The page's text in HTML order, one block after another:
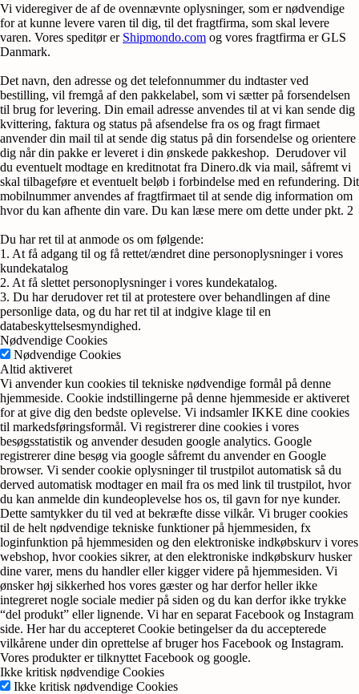
Vi videregiver de af de ovennævnte oplysninger, som er nødvendige
for at kunne levere varen til dig, til det fragtfirma, som skal levere
varen. Vores speditør er Shipmondo.com og vores fragtfirma er GLS
Danmark.
Det navn, den adresse og det telefonnummer du indtaster ved
bestilling, vil fremgå af den pakkelabel, som vi sætter på forsendelsen
til brug for levering. Din email adresse anvendes til at vi kan sende dig
kvittering, faktura og status på afsendelse fra os og fragt firmaet
anvender din mail til at sende dig status på din forsendelse og orientere
dig når din pakke er leveret i din ønskede pakkeshop. Derudover vil
du eventuelt modtage en kreditnotat fra Dinero.dk via mail, såfremt vi
skal tilbageføre et eventuelt beløb i forbindelse med en refundering. Dit
mobilnummer anvendes af fragtfirmaet til at sende dig information om
hvor du kan afhente din vare. Du kan læse mere om dette under pkt. 2
Du har ret til at anmode os om følgende:
1. At få adgang til og få rettet/ændret dine personoplysninger i vores
kundekatalog
2. At få slettet personoplysninger i vores kundekatalog.
3. Du har derudover ret til at protestere over behandlingen af dine
personlige data, og du har ret til at indgive klage til en
databeskyttelsesmyndighed.
Nødvendige Cookies
Nødvendige Cookies
Altid aktiveret
Vi anvender kun cookies til tekniske nødvendige formål på denne
hjemmeside. Cookie indstillingerne på denne hjemmeside er aktiveret
for at give dig den bedste oplevelse. Vi indsamler IKKE dine cookies
til markedsføringsformål. Vi registrerer dine cookies i vores
besøgsstatistik og anvender desuden google analytics. Google
registrerer dine besøg via google såfremt du anvender en Google
browser. Vi sender cookie oplysninger til trustpilot automatisk så du
derved automatisk modtager en mail fra os med link til trustpilot, hvor
du kan anmelde din kundeoplevelse hos os, til gavn for nye kunder.
Dette samtykker du til ved at bekræfte disse vilkår. Vi bruger cookies
til de helt nødvendige tekniske funktioner på hjemmesiden, fx
loginfunktion på hjemmesiden og den elektroniske indkøbskurv i vores
webshop, hvor cookies sikrer, at den elektroniske indkøbskurv husker
dine varer, mens du handler eller kigger videre på hjemmesiden. Vi
ønsker høj sikkerhed hos vores gæster og har derfor heller ikke
integreret nogle sociale medier på siden og du kan derfor ikke trykke
“del produkt” eller lignende. Vi har en separat Facebook og Instagram
side. Her har du accepteret Cookie betingelser da du accepterede
vilkårene under din oprettelse af bruger hos Facebook og Instagram.
Vores produkter er tilknyttet Facebook og google.
Ikke kritisk nødvendige Cookies
Ikke kritisk nødvendige Cookies